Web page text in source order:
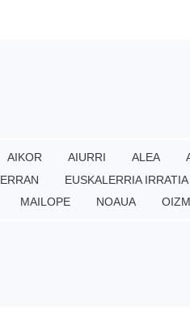
AIKOR AIURRI ALEA
ERRAN EUSKALERRIA IRRATIA
MAILOPE NOAUA